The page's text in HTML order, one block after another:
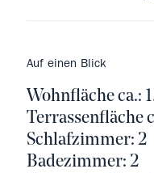
Auf einen Blick
Wohnfläche ca.:
Terrassenfläche
Schlafzimmer: 2
Badezimmer: 2